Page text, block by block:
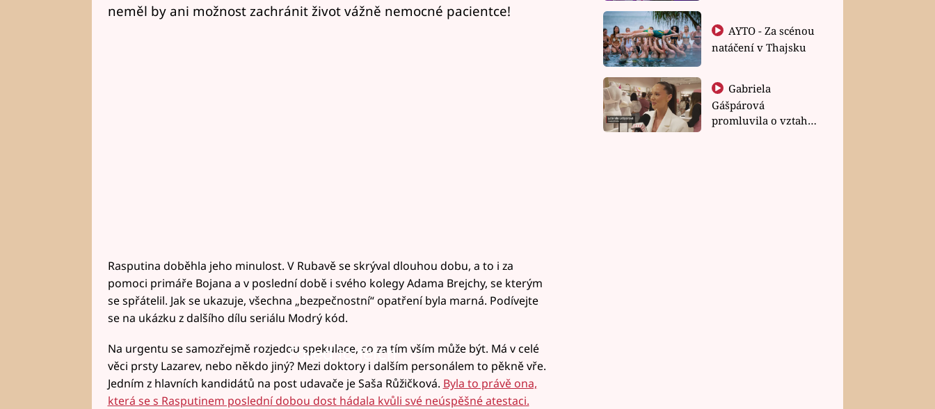
neměl by ani možnost zachránit život vážně nemocné pacientce!
Rasputina doběhla jeho minulost. V Rubavě se skrýval dlouhou dobu, a to i za
pomoci primáře Bojana a v poslední době i svého kolegy Adama Brejchy, se kterým
se spřátelil. Jak se ukazuje, všechna „bezpečnostní“ opatření byla marná. Podívejte
se na ukázku z dalšího dílu seriálu Modrý kód.
Failed to fetch
Na urgentu se samozřejmě rozjedou spekulace, co za tím vším může být. Má v celé
věci prsty Lazarev, nebo někdo jiný? Mezi doktory i dalším personálem to pěkně vře.
Jedním z hlavních kandidátů na post udavače je Saša Růžičková. Byla to právě ona,
která se s Rasputinem poslední dobou dost hádala kvůli své neúspěšné atestaci.
natáčení v Thajsku
Gabriela
Gášpárová
promluvila o vztahu